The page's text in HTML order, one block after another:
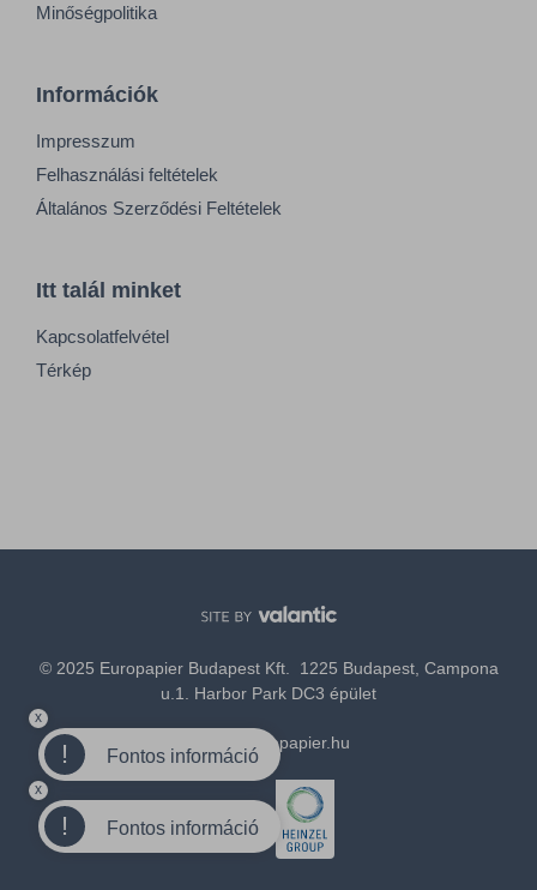
Minőségpolitika
Információk
Impresszum
Felhasználási feltételek
Általános Szerződési Feltételek
Itt talál minket
Kapcsolatfelvétel
Térkép
© 2025 Europapier Budapest Kft. 1225 Budapest, Campona
u.1. Harbor Park DC3 épület
office@europapier.hu
Tagja a
! Fontos információ
x
! Fontos információ
x